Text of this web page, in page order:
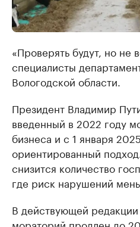
«Проверять будут, но не
специалисты
Вологодской области.
Президент Владимир
введенный в 2022 году
бизнеса и с 1 января
ориентированный
снизится количество
где риск нарушений
В действующей